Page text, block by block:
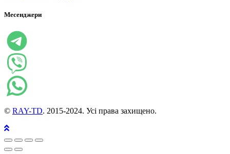
Месенджери
© RAY-TD. 2015-2024. Усі права захищено.